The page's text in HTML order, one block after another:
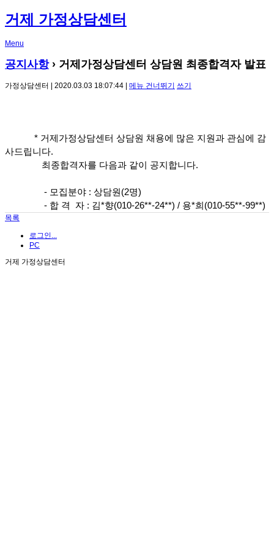
거제 가정상담센터
Menu
공지사항› 거제가정상담센터 상담원 최종합격자 발표
가정상담센터 | 2020.03.03 18:07:44 | 메뉴 건너뛰기 쓰기
* 거제가정상담센터 상담원 채용에 많은 지원과 관심에 감
사드립니다.
최종합격자를 다음과 같이 공지합니다.
- 모집분야 : 상담원(2명)
- 합 격 자 : 김*향(010-26**-24**) / 용*희(010-55**-99**)
목록
로그인...
PC
거제 가정상담센터